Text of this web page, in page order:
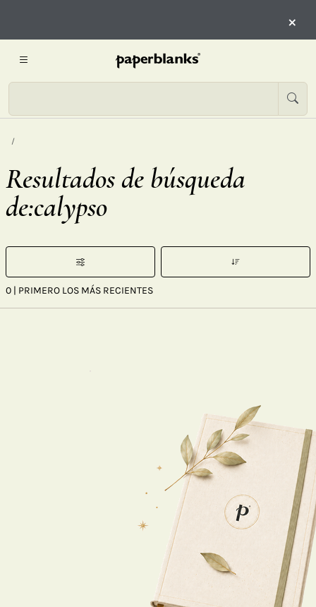
×
Resultados de búsqueda
de:calypso
0 | PRIMERO LOS MÁS RECIENTES